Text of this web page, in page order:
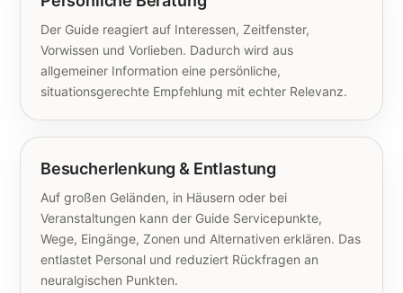
Der Guide reagiert auf Interessen, Zeitfenster,
Vorwissen und Vorlieben. Dadurch wird aus
allgemeiner Information eine persönliche,
situationsgerechte Empfehlung mit echter Relevanz.
Besucherlenkung & Entlastung
Auf großen Geländen, in Häusern oder bei
Veranstaltungen kann der Guide Servicepunkte,
Wege, Eingänge, Zonen und Alternativen erklären. Das
entlastet Personal und reduziert Rückfragen an
neuralgischen Punkten.